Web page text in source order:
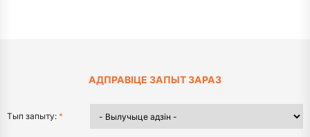
АДПРАВІЦЕ ЗАПЫТ ЗАРАЗ
Тып запыту: *